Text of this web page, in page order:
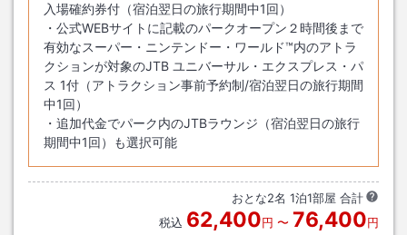
入場確約券付（宿泊翌日の旅行期間中1回）
・公式WEBサイトに記載のパークオープン２時間後まで
有効なスーパー・ニンテンドー・ワールド™内のアトラ
クションが対象のJTB ユニバーサル・エクスプレス・パ
ス 1付（アトラクション事前予約制/宿泊翌日の旅行期間
中1回）
・追加代金でパーク内のJTBラウンジ（宿泊翌日の旅行
期間中1回）も選択可能
おとな2名 1泊1部屋 合計
税込 62,400円 〜 76,400円